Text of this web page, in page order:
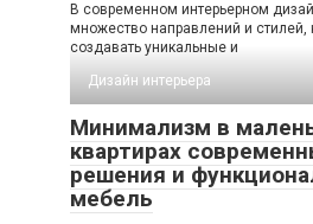
В современном интерьерном
множество направлений и стилей,
создавать уникальные и
Дизайн интерьера
Минимализм в
квартирах
решения и
мебель